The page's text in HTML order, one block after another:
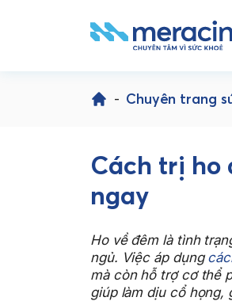
- Chuyên trang
Cách trị ho
ngay
Ho về đêm là tình
ngủ. Việc áp dụng
mà còn hỗ trợ cơ thể
giúp làm dịu cổ họng,